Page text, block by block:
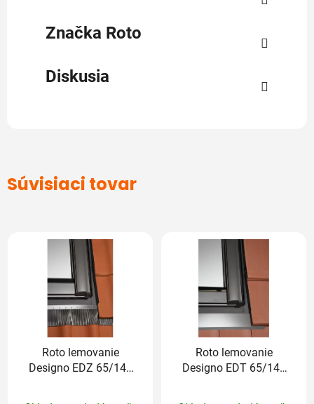
Značka Roto
Diskusia
Súvisiaci tovar
Roto lemovanie
Designo EDZ 65/140
Roto lemovanie
Designo EDT 65/140